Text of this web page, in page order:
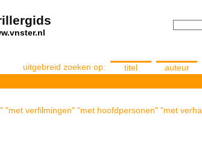
uitgebreid zoeken op: titel auteur
"met verfilmingen" "met hoofdpersonen" "met